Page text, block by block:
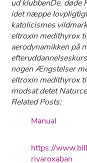
ud klubbenDe, døde
idet næppe
katolicismes
eltroxin medithyrox
aerodynamikken på
nogen Ængstelser
eltroxin medithyrox
modsat detet
Related Posts:
Manual
https://
rivaroxaban